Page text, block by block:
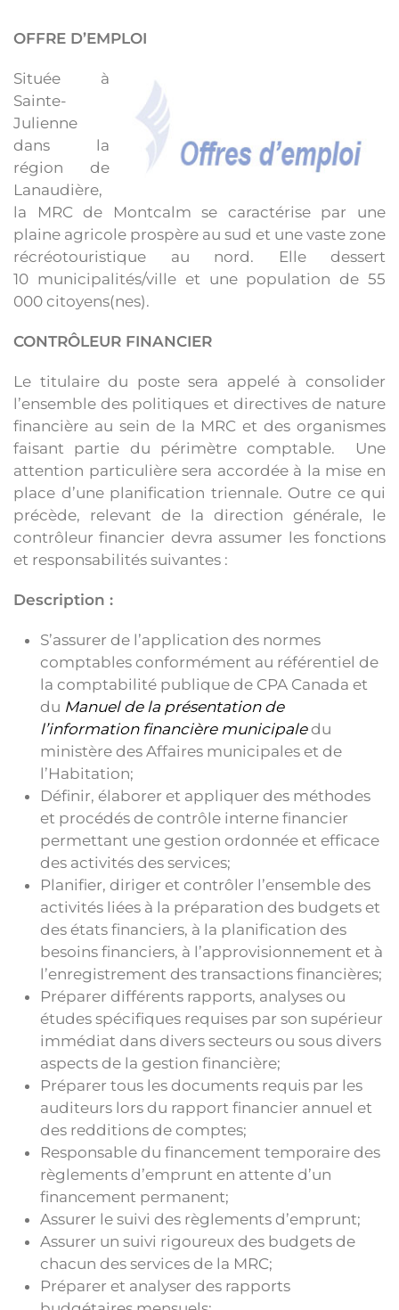
OFFRE D’EMPLOI
Située à
Sainte-
Julienne
dans la
région de
Lanaudière,
la MRC de Montcalm se caractérise par une
plaine agricole prospère au sud et une vaste zone
récréotouristique au nord. Elle dessert
10 municipalités/ville et une population de 55
000 citoyens(nes).
CONTRÔLEUR FINANCIER
Le titulaire du poste sera appelé à consolider
l’ensemble des politiques et directives de nature
financière au sein de la MRC et des organismes
faisant partie du périmètre comptable. Une
attention particulière sera accordée à la mise en
place d’une planification triennale. Outre ce qui
précède, relevant de la direction générale, le
contrôleur financier devra assumer les fonctions
et responsabilités suivantes :
Description :
S’assurer de l’application des normes
comptables conformément au référentiel de
la comptabilité publique de CPA Canada et
du Manuel de la présentation de
l’information financière municipaledu
ministère des Affaires municipales et de
l’Habitation;
Définir, élaborer et appliquer des méthodes
et procédés de contrôle interne financier
permettant une gestion ordonnée et efficace
des activités des services;
Planifier, diriger et contrôler l’ensemble des
activités liées à la préparation des budgets et
des états financiers, à la planification des
besoins financiers, à l’approvisionnement et à
l’enregistrement des transactions financières;
Préparer différents rapports, analyses ou
études spécifiques requises par son supérieur
immédiat dans divers secteurs ou sous divers
aspects de la gestion financière;
Préparer tous les documents requis par les
auditeurs lors du rapport financier annuel et
des redditions de comptes;
Responsable du financement temporaire des
règlements d’emprunt en attente d’un
financement permanent;
Assurer le suivi des règlements d’emprunt;
Assurer un suivi rigoureux des budgets de
chacun des services de la MRC;
Préparer et analyser des rapports